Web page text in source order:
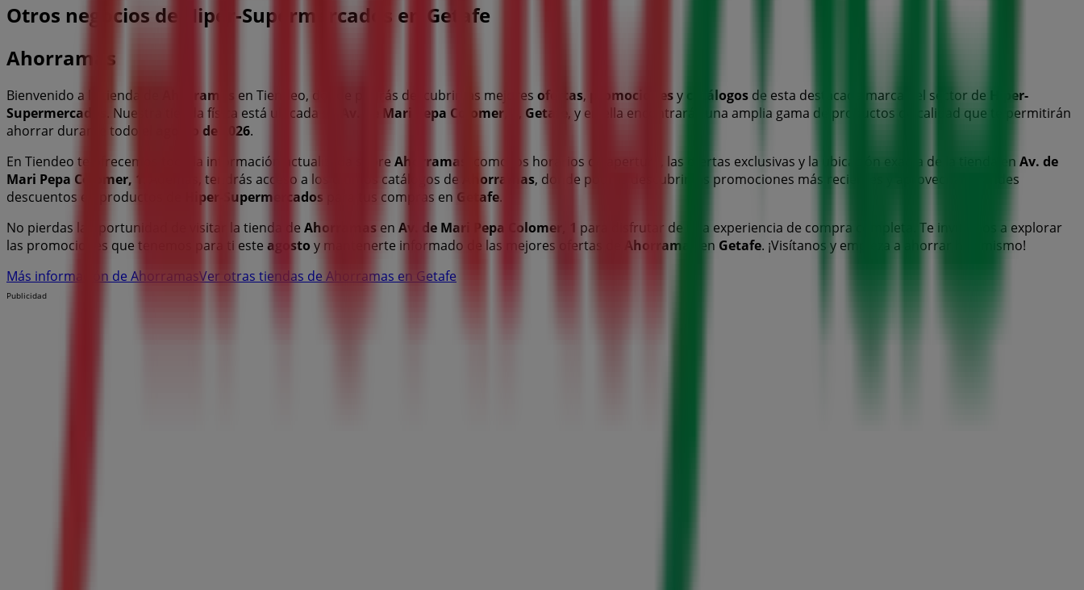
Otros negocios de Hiper-Supermercados en Getafe
Ahorramas
Bienvenido a la tienda de Ahorramas en Tiendeo, donde podrás descubrir las mejores ofertas, promocionesy catálogos de esta destacada marca del sector de
Hiper-
Supermercados
. Nuestra tienda física está ubicada en Av. de Mari Pepa Colomer, 1 Getafe , y en ella encontrarás una amplia gama de productos de calidad que te permitirán
ahorrar durante todo el
agosto de 2026.
En Tiendeo te ofrecemos toda la información actualizada sobre Ahorramas , como los horarios de apertura, las ofertas exclusivas y la ubicación exacta de la tienda en Av. de
Mari Pepa Colomer, 1
. Además, tendrás acceso a los últimos catálogos de Ahorramas, donde podrás descubrir las promociones más recientes y aprovechar grandes
descuentos en productos de
Hiper-Supermercados para tus compras en Getafe.
No pierdas la oportunidad de visitar la tienda de Ahorramas en Av. de Mari Pepa Colomer, 1 para disfrutar de una experiencia de compra completa. Te invitamos a explorar
las promociones que tenemos para ti este agosto y mantenerte informado de las mejores ofertas de Ahorramas en Getafe. ¡Visítanos y empieza a ahorrar hoy mismo!
Más información de AhorramasVer otras tiendas de Ahorramas en Getafe
Publicidad